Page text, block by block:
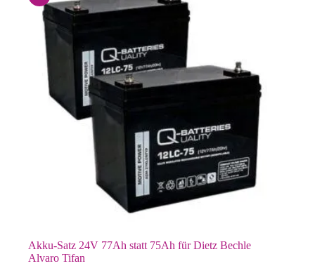
Akku-Satz 24V 77Ah statt 75Ah für Dietz Bechle
Alvaro Tifan